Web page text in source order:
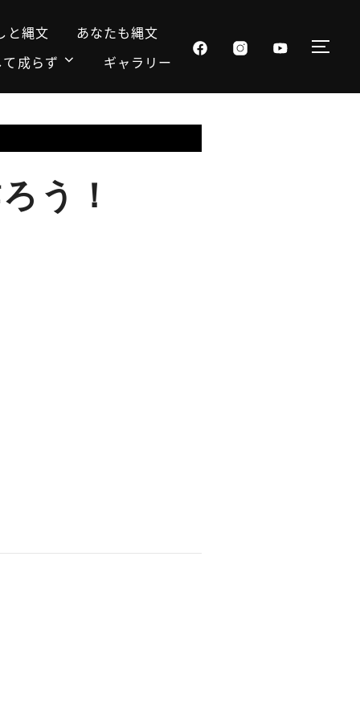
と縄文
あなたも縄文
成らず
ギャラリー サイ
う！